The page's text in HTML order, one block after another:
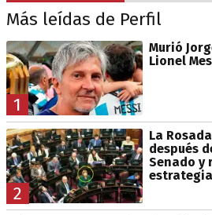
Más leídas de Perfil
1
Murió
Lionel
2
La
después
Senado y
estrategia